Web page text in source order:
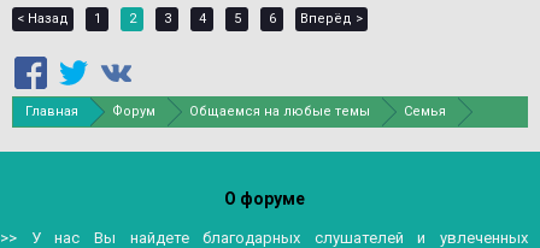
< Назад
1 2 3 4 5 6 Вперёд >
Главная Форум Общаемся на любые темы Семья
О форуме
>> У нас Вы найдете благодарных слушателей и увлеченных